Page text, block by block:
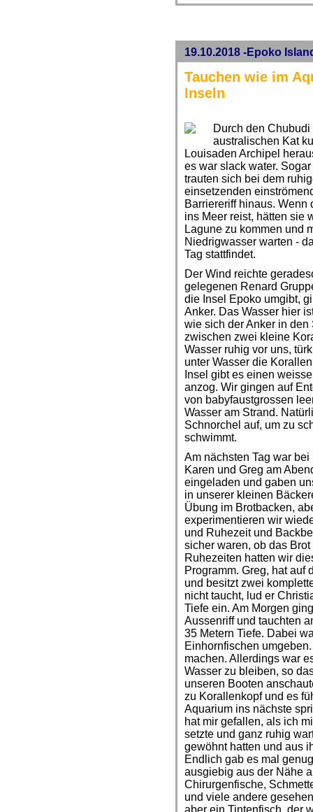
19.10.2018 -Epoko
Tauchen wie im
Inseln
Durch den
australischen Kat
Louisaden Archipel
es war slack water.
trauten sich bei dem
einsetzenden
Barriereriff hinaus. Wenn
ins Meer reist, hätten sie
Lagune zu kommen und
Niedrigwasser warten -
Tag stattfindet.
Der Wind reichte
gelegenen Renard
die Insel Epoko umgibt,
Anker. Das Wasser hier
wie sich der Anker in
zwischen zwei kleine
Wasser ruhig vor uns,
unter Wasser die
Insel gibt es einen
anzog. Wir gingen auf
von babyfaustgrossen
Wasser am Strand.
Schnorchel auf, um zu
schwimmt.
Am nächsten Tag war
Karen und Greg am
eingeladen und gaben
in unserer kleinen
Übung im Brotbacken,
experimentieren wir
und Ruhezeit und
sicher waren, ob das
Ruhezeiten hatten wir
Programm. Greg, hat auf
und besitzt zwei
nicht taucht, lud er
Tiefe ein. Am Morgen
Aussenriff und tauchten
35 Metern Tiefe. Dabei
Einhornfischen
machen. Allerdings war
Wasser zu bleiben, so
unseren Booten
zu Korallenkopf und es
Aquarium ins nächste
hat mir gefallen, als ich
setzte und ganz ruhig
gewöhnt hatten und aus
Endlich gab es mal
ausgiebig aus der Nähe
Chirurgenfische,
und viele andere
aber ein Tintenfisch, der